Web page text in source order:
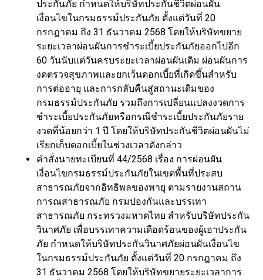
ประกันภัย กำหนดให้บริษัทประกันชีวิตผ่อนผัน
เงื่อนไขในกรมธรรม์ประกันภัย ตั้งแต่วันที่ 20
กรกฎาคม ถึง 31 ธันวาคม 2568 โดยให้บริษัทขยาย
ระยะเวลาผ่อนผันการชำระเบี้ยประกันภัยออกไปอีก
60 วันนับแต่วันครบระยะเวลาผ่อนผันเดิม ผ่อนผันการ
งดตรวจสุขภาพและยกเว้นดอกเบี้ยที่เกิดขึ้นสำหรับ
การต่ออายุ และการกลับคืนสู่สถานะเดิมของ
กรมธรรม์ประกันภัย รวมถึงการเปลี่ยนแปลงงวดการ
ชำระเบี้ยประกันภัยหรือกรณีชำระเบี้ยประกันภัยราย
งวดที่น้อยกว่า 1 ปี โดยให้บริษัทประกันชีวิตผ่อนผันไม่
เรียกเก็บดอกเบี้ยในช่วงเวลาดังกล่าว
คำสั่งนายทะเบียนที่ 44/2568 เรื่อง การผ่อนผัน
เงื่อนไขกรมธรรม์ประกันภัยในเขตพื้นที่ประสบ
สาธารณภัยจากอิทธิพลของพายุ ตามรายงานสถาน
การณสาธารณภัย กรมปองกันและบรรเทา
สาธารณภัย กระทรวงมหาดไทย สำหรับบริษัทประกัน
วินาศภัย เพื่อบรรเทาความเดือดร้อนของผู้เอาประกัน
ภัย กำหนดให้บริษัทประกันวินาศภัยผ่อนผันเงื่อนไข
ในกรมธรรม์ประกันภัย ตั้งแต่วันที่ 20 กรกฎาคม ถึง
31 ธันวาคม 2568 โดยให้บริษัทขยายระยะเวลาการ